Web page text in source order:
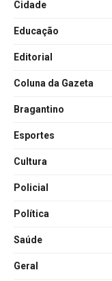
Cidade
Educação
Editorial
Coluna da Gazeta
Bragantino
Esportes
Cultura
Policial
Política
Saúde
Geral